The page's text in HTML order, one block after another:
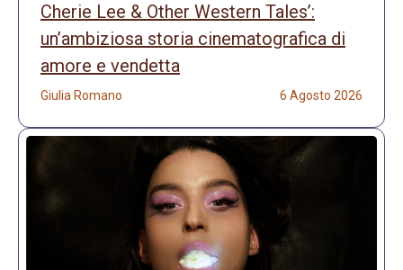
Cherie Lee & Other Western Tales’:
un’ambiziosa storia cinematografica di
amore e vendetta
Giulia Romano 6 Agosto 2026